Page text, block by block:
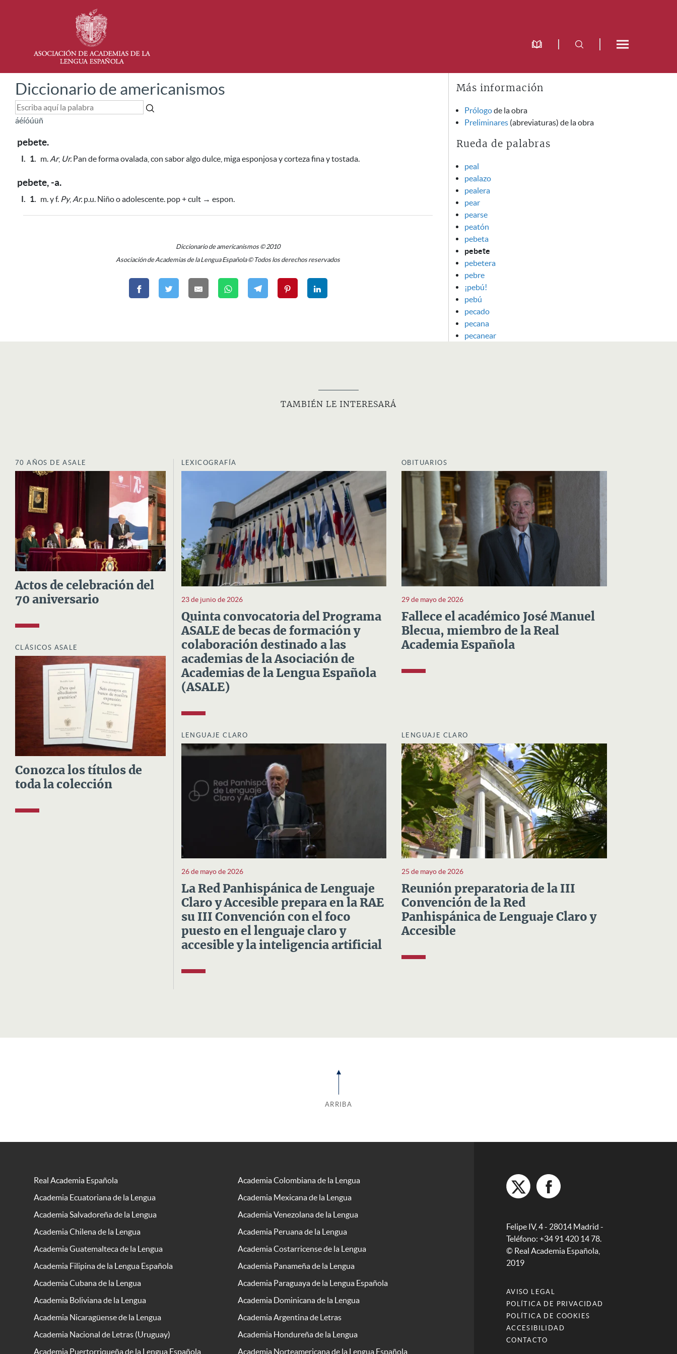
Diccionario de americanismos
áéíóúüñ
pebete.
I. 1. m. Ar, Ur. Pan de forma ovalada, con sabor algo dulce, miga esponjosa y corteza fina y tostada.
pebete, -a.
I. 1. m. y f. Py, Ar. p.u. Niño o adolescente. pop + cult → espon.
Diccionario de americanismos © 2010
Asociación de Academias de la Lengua Española © Todos los derechos reservados
Más información
Prólogode la obra
Preliminares (abreviaturas) de la obra
Rueda de palabras
peal
pealazo
pealera
pear
pearse
peatón
pebeta
pebete
pebetera
pebre
¡pebú!
pebú
pecado
pecana
pecanear
TAMBIÉN LE INTERESARÁ
70 AÑOS DE ASALE
Actos de celebración del
70 aniversario
CLÁSICOS ASALE
Conozca los títulos de
toda la colección
LEXICOGRAFÍA
23 de junio de 2026
Quinta convocatoria del Programa
ASALE de becas de formación y
colaboración destinado a las
academias de la Asociación de
Academias de la Lengua Española
(ASALE)
OBITUARIOS
29 de mayo de 2026
Fallece el académico José Manuel
Blecua, miembro de la Real
Academia Española
LENGUAJE CLARO
26 de mayo de 2026
La Red Panhispánica de Lenguaje
Claro y Accesible prepara en la RAE
su III Convención con el foco
puesto en el lenguaje claro y
accesible y la inteligencia artificial
LENGUAJE CLARO
25 de mayo de 2026
Reunión preparatoria de la III
Convención de la Red
Panhispánica de Lenguaje Claro y
Accesible
ARRIBA
Real Academia Española
Academia Colombiana de la Lengua
Academia Ecuatoriana de la Lengua
Academia Mexicana de la Lengua
Academia Salvadoreña de la Lengua
Academia Venezolana de la Lengua
Academia Chilena de la Lengua
Academia Peruana de la Lengua
Academia Guatemalteca de la Lengua
Academia Costarricense de la Lengua
Academia Filipina de la Lengua Española
Academia Panameña de la Lengua
Academia Cubana de la Lengua
Academia Paraguaya de la Lengua Española
Academia Boliviana de la Lengua
Academia Dominicana de la Lengua
Academia Nicaragüense de la Lengua
Academia Argentina de Letras
Academia Nacional de Letras (Uruguay)
Academia Hondureña de la Lengua
Academia Puertorriqueña de la Lengua Española
Academia Norteamericana de la Lengua Española
Felipe IV, 4 - 28014 Madrid -
Teléfono: +34 91 420 14 78.
© Real Academia Española,
2019
AVISO LEGAL
POLÍTICA DE PRIVACIDAD
POLÍTICA DE COOKIES
ACCESIBILIDAD
CONTACTO